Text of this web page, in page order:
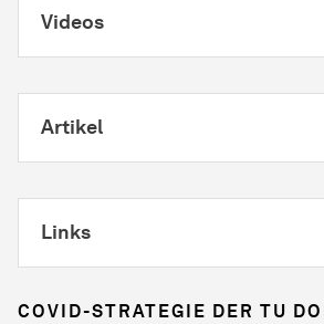
Videos
Artikel
Links
COVID-STRATEGIE DER TU